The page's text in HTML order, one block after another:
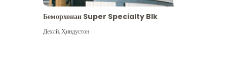
Беморхонаи Super Specialty Blk
Дехлй,Ҳиндустон